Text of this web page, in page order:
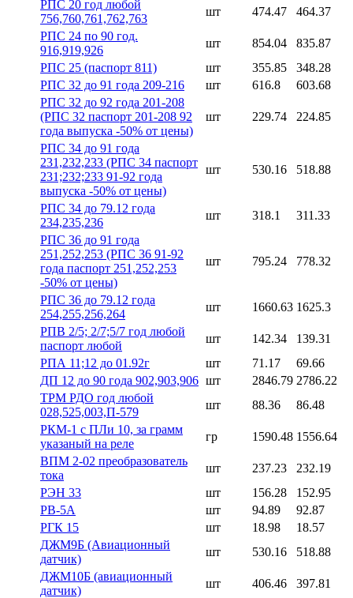
РПС 20 год любой
756,760,761,762,763
шт 474.47
464.37
РПС 24 по 90 год.
916,919,926
шт 854.04
835.87
РПС 25 (паспорт 811)
шт 355.85
348.28
РПС 32 до 91 года 209-216
шт 616.8
603.68
РПС 32 до 92 года 201-208
(РПС 32 паспорт 201-208 92
года выпуска -50% от цены)
шт 229.74 224.85
РПС 34 до 91 года
231,232,233 (РПС 34 паспорт
231;232;233 91-92 года
выпуска -50% от цены)
шт 530.16 518.88
РПС 34 до 79.12 года
234,235,236
шт 318.1
311.33
РПС 36 до 91 года
251,252,253 (РПС 36 91-92
года паспорт 251,252,253
-50% от цены)
шт 795.24 778.32
РПС 36 до 79.12 года
254,255,256,264
шт 1660.63 1625.3
РПВ 2/5; 2/7;5/7 год любой
паспорт любой
шт 142.34
139.31
РПА 11;12 до 01.92г
шт 71.17
69.66
ДП 12 до 90 года 902,903,906 шт 2846.79 2786.22
ТРМ РДО год любой
028,525,003,П-579
шт 88.36
86.48
РКМ-1 с ПЛи 10, за грамм
указаный на реле
гр 1590.48 1556.64
ВПМ 2-02 преобразователь
тока
шт 237.23
232.19
РЭН 33
шт 156.28
152.95
РВ-5А
шт 94.89
92.87
РГК 15
шт 18.98
18.57
ДЖМ9Б (Авиационный
датчик)
шт 530.16
518.88
ДЖМ10Б (авиационный
датчик)
шт 406.46
397.81